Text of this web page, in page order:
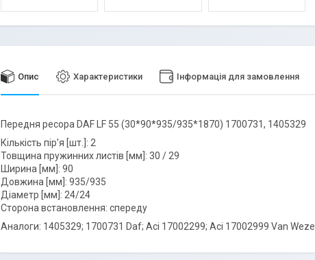
Опис Характеристики Інформація для замовлення
Передня ресора DAF LF 55 (30*90*935/935*1870) 1700731, 1405329
Кількість пір'я [шт.]: 2
Товщина пружинних листів [мм]: 30 / 29
Ширина [мм]: 90
Довжина [мм]: 935/935
Діаметр [мм]: 24/24
Сторона встановлення: спереду
Аналоги: 1405329; 1700731 Daf; Aci 17002299; Aci 17002999 Van Wezel